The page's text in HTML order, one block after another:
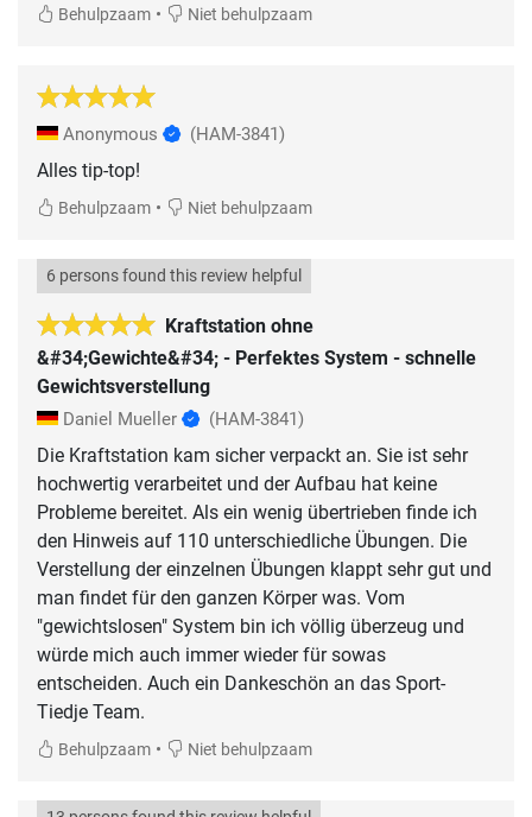
Behulpzaam • Niet behulpzaam
Anonymous (HAM-3841)
Alles tip-top!
Behulpzaam • Niet behulpzaam
Kraftstation ohne
&#34;Gewichte&#34; - Perfektes System - schnelle
Gewichtsverstellung
6 persons found this review helpful
Daniel Mueller (HAM-3841)
Die Kraftstation kam sicher verpackt an. Sie ist sehr
hochwertig verarbeitet und der Aufbau hat keine
Probleme bereitet. Als ein wenig übertrieben finde ich
den Hinweis auf 110 unterschiedliche Übungen. Die
Verstellung der einzelnen Übungen klappt sehr gut und
man findet für den ganzen Körper was. Vom
"gewichtslosen" System bin ich völlig überzeug und
würde mich auch immer wieder für sowas
entscheiden. Auch ein Dankeschön an das Sport-
Tiedje Team.
Behulpzaam • Niet behulpzaam